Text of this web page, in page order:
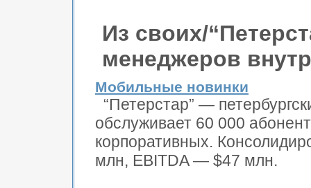
Из своих/
менеджеров
Мобильные новинки
“Петерстар” —
обслуживает 60 000
корпоративных.
млн, EBITDA — $47 млн.